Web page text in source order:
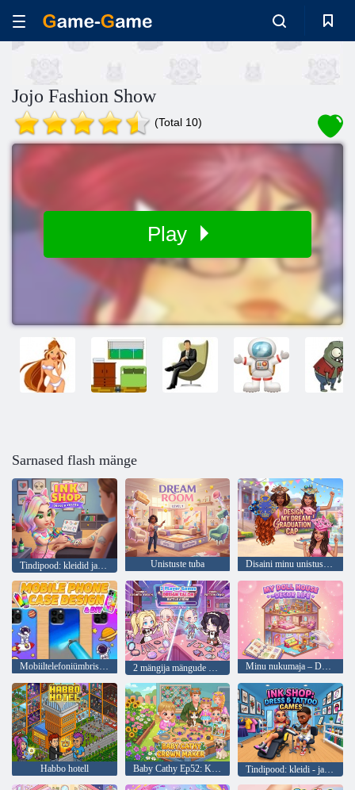
Jojo Fashion Show
(Total 10)
Play
Sarnased flash mänge
Tindipood: kleidid ja tätoveeringud Unistuste tuba Disaini minu unistuste lõpumüts
Mobiiltelefoniümbriste disain ja isetegemine Minu nukumaja – Decor Life
Habbo hotell Baby Cathy Ep52: Kroonivalmistaja Tindipood: kleidi - ja tätoveerimismängud